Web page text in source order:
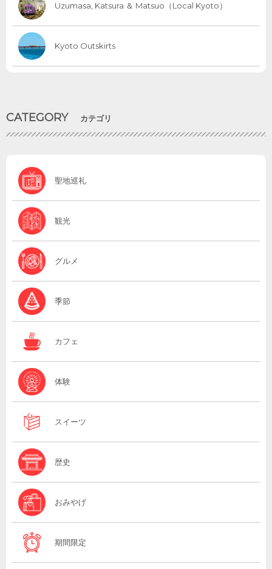
Uzumasa, Katsura ＆ Matsuo（Local Kyoto）
Kyoto Outskirts
CATEGORY カテゴリ
聖地巡礼
観光
グルメ
季節
カフェ
体験
スイーツ
歴史
おみやげ
期間限定